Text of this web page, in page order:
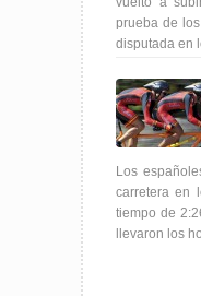
prueba de los
disputada en
Los
carretera en
tiempo de
llevaron los